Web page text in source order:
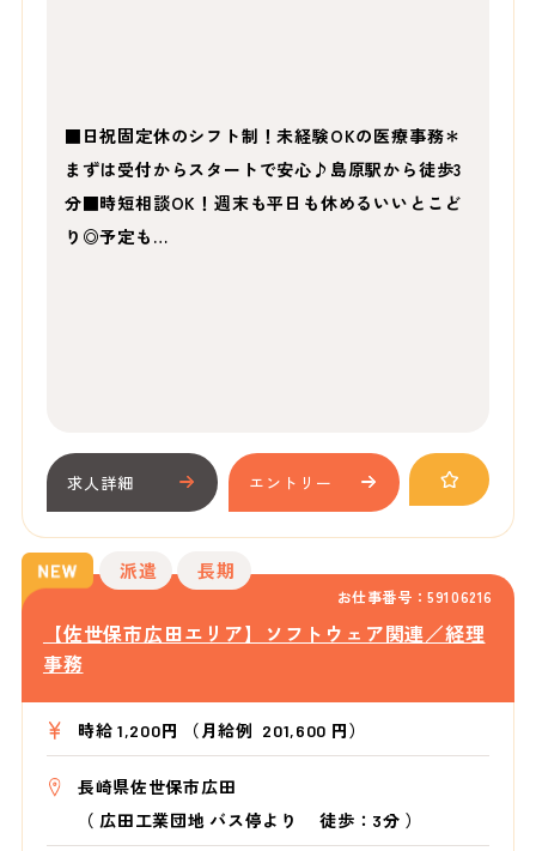
■日祝固定休のシフト制！未経験OKの医療事務＊
まずは受付からスタートで安心♪島原駅から徒歩3
分■時短相談OK！週末も平日も休めるいいとこど
り◎予定も…
求人詳細 エントリー
お仕事番号：59106216
派遣 長期
【佐世保市広田エリア】ソフトウェア関連／経理
事務
時給 1,200円 （月給例 201,600 円）
長崎県佐世保市広田
（ 広田工業団地 バス停より徒歩：3分 ）